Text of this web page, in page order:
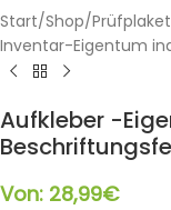
Start/Shop/
Inventar-Eigentum
Aufkleber -
Von: 28,99€